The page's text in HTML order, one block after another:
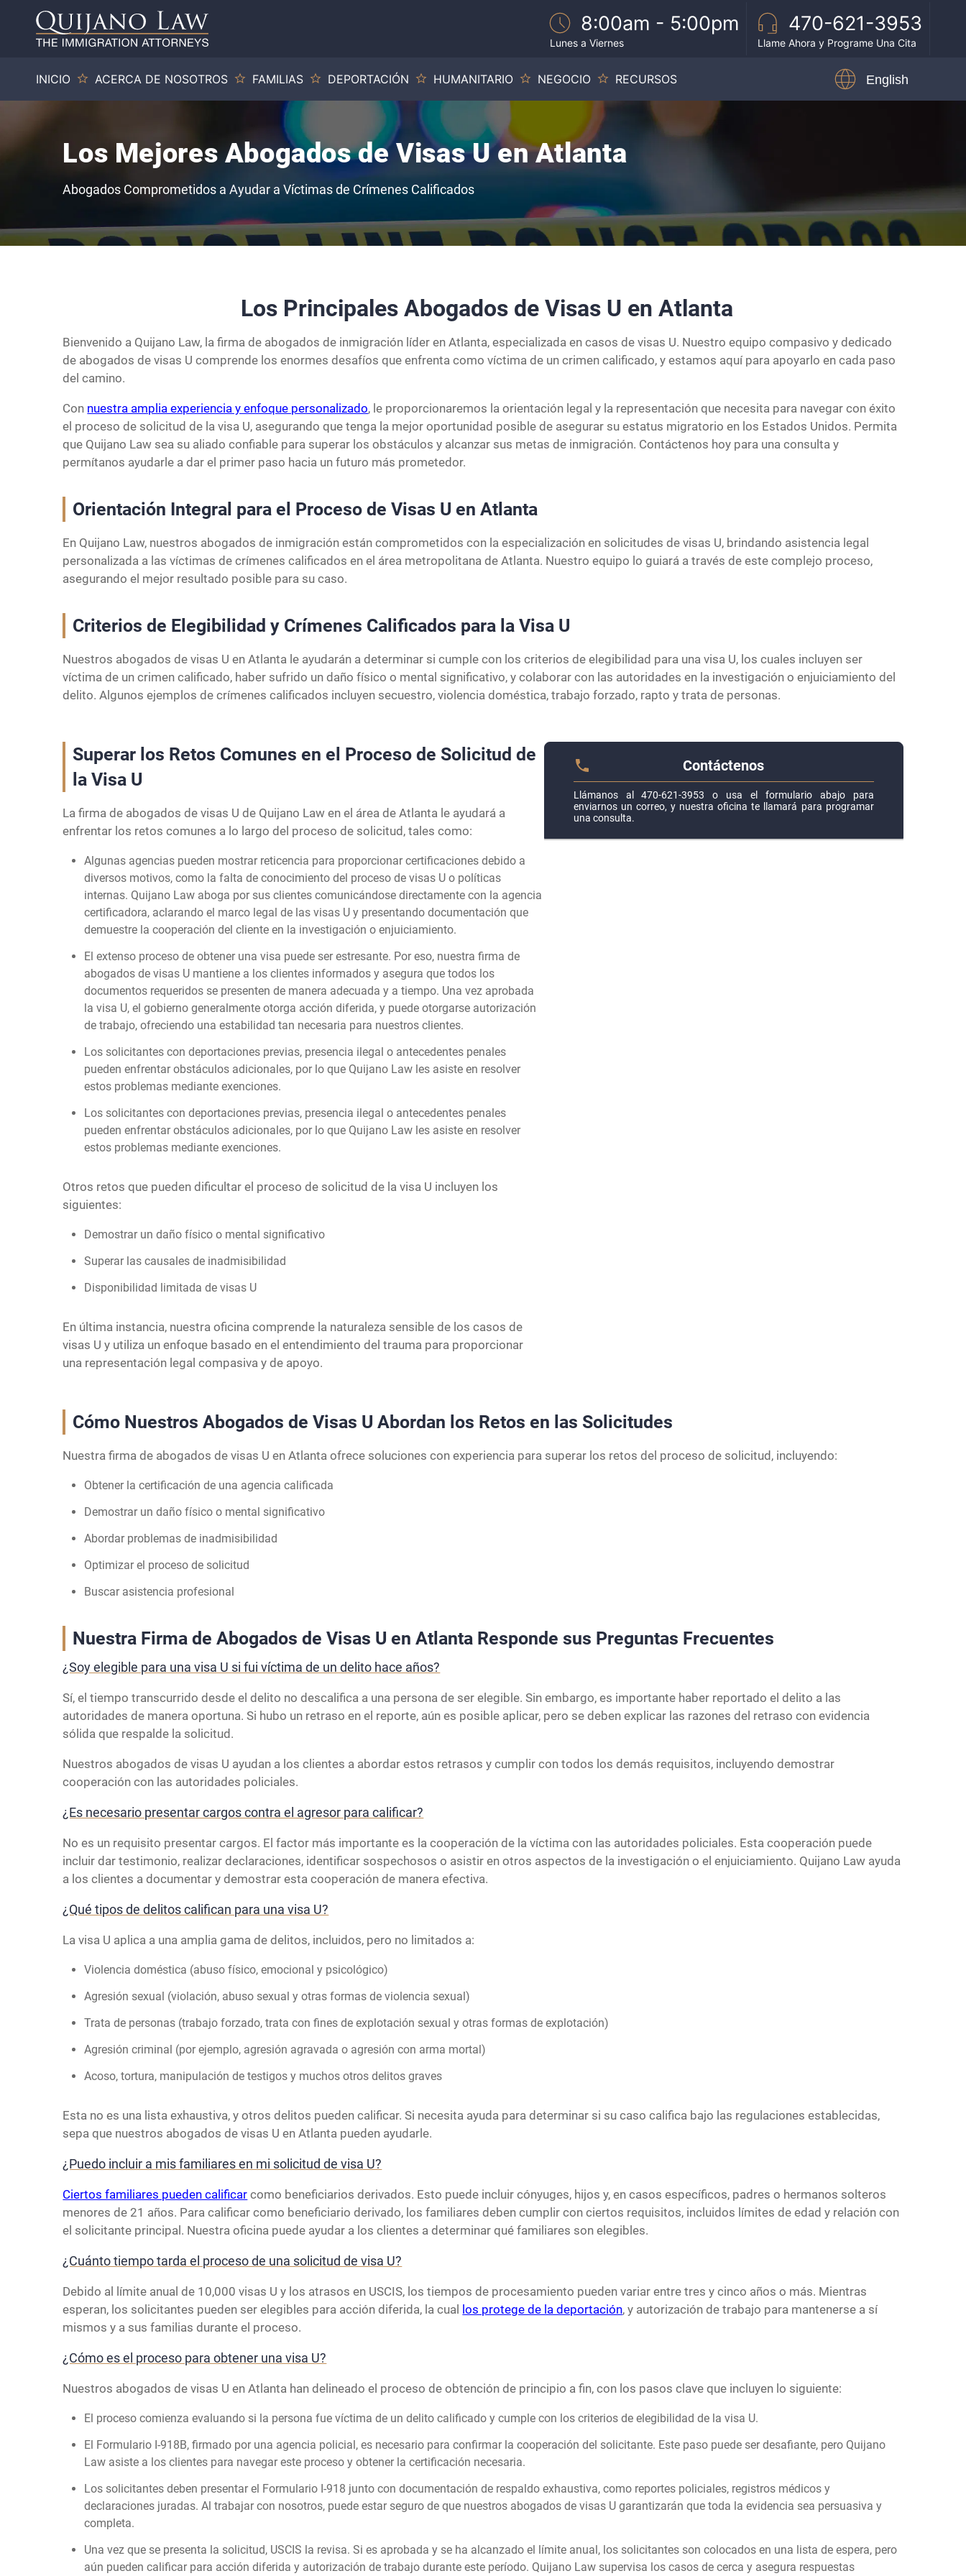
8:00am - 5:00pm
Lunes a Viernes
470-621-3953
Llame Ahora y Programe Una Cita
INICIO ACERCA DE NOSOTROS FAMILIAS DEPORTACIÓN HUMANITARIO NEGOCIO RECURSOS English
Los Mejores Abogados de Visas U en Atlanta
Abogados Comprometidos a Ayudar a Víctimas de Crímenes Calificados
Los Principales Abogados de Visas U en Atlanta
Bienvenido a Quijano Law, la firma de abogados de inmigración líder en Atlanta, especializada en casos de visas U. Nuestro equipo compasivo y dedicado
de abogados de visas U comprende los enormes desafíos que enfrenta como víctima de un crimen calificado, y estamos aquí para apoyarlo en cada paso
del camino.
Con nuestra amplia experiencia y enfoque personalizado, le proporcionaremos la orientación legal y la representación que necesita para navegar con éxito
el proceso de solicitud de la visa U, asegurando que tenga la mejor oportunidad posible de asegurar su estatus migratorio en los Estados Unidos. Permita
que Quijano Law sea su aliado confiable para superar los obstáculos y alcanzar sus metas de inmigración. Contáctenos hoy para una consulta y
permítanos ayudarle a dar el primer paso hacia un futuro más prometedor.
Orientación Integral para el Proceso de Visas U en Atlanta
En Quijano Law, nuestros abogados de inmigración están comprometidos con la especialización en solicitudes de visas U, brindando asistencia legal
personalizada a las víctimas de crímenes calificados en el área metropolitana de Atlanta. Nuestro equipo lo guiará a través de este complejo proceso,
asegurando el mejor resultado posible para su caso.
Criterios de Elegibilidad y Crímenes Calificados para la Visa U
Nuestros abogados de visas U en Atlanta le ayudarán a determinar si cumple con los criterios de elegibilidad para una visa U, los cuales incluyen ser
víctima de un crimen calificado, haber sufrido un daño físico o mental significativo, y colaborar con las autoridades en la investigación o enjuiciamiento del
delito. Algunos ejemplos de crímenes calificados incluyen secuestro, violencia doméstica, trabajo forzado, rapto y trata de personas.
Superar los Retos Comunes en el Proceso de Solicitud de
la Visa U
La firma de abogados de visas U de Quijano Law en el área de Atlanta le ayudará a
enfrentar los retos comunes a lo largo del proceso de solicitud, tales como:
Algunas agencias pueden mostrar reticencia para proporcionar certificaciones debido a
diversos motivos, como la falta de conocimiento del proceso de visas U o políticas
internas. Quijano Law aboga por sus clientes comunicándose directamente con la agencia
certificadora, aclarando el marco legal de las visas U y presentando documentación que
demuestre la cooperación del cliente en la investigación o enjuiciamiento.
El extenso proceso de obtener una visa puede ser estresante. Por eso, nuestra firma de
abogados de visas U mantiene a los clientes informados y asegura que todos los
documentos requeridos se presenten de manera adecuada y a tiempo. Una vez aprobada
la visa U, el gobierno generalmente otorga acción diferida, y puede otorgarse autorización
de trabajo, ofreciendo una estabilidad tan necesaria para nuestros clientes.
Los solicitantes con deportaciones previas, presencia ilegal o antecedentes penales
pueden enfrentar obstáculos adicionales, por lo que Quijano Law les asiste en resolver
estos problemas mediante exenciones.
Los solicitantes con deportaciones previas, presencia ilegal o antecedentes penales
pueden enfrentar obstáculos adicionales, por lo que Quijano Law les asiste en resolver
estos problemas mediante exenciones.
Otros retos que pueden dificultar el proceso de solicitud de la visa U incluyen los
siguientes:
Demostrar un daño físico o mental significativo
Superar las causales de inadmisibilidad
Disponibilidad limitada de visas U
En última instancia, nuestra oficina comprende la naturaleza sensible de los casos de
visas U y utiliza un enfoque basado en el entendimiento del trauma para proporcionar
una representación legal compasiva y de apoyo.
Contáctenos
Llámanos al 470-621-3953 o usa el formulario abajo para
enviarnos un correo, y nuestra oficina te llamará para programar
una consulta.
Cómo Nuestros Abogados de Visas U Abordan los Retos en las Solicitudes
Nuestra firma de abogados de visas U en Atlanta ofrece soluciones con experiencia para superar los retos del proceso de solicitud, incluyendo:
Obtener la certificación de una agencia calificada
Demostrar un daño físico o mental significativo
Abordar problemas de inadmisibilidad
Optimizar el proceso de solicitud
Buscar asistencia profesional
Nuestra Firma de Abogados de Visas U en Atlanta Responde sus Preguntas Frecuentes
¿Soy elegible para una visa U si fui víctima de un delito hace años?
Sí, el tiempo transcurrido desde el delito no descalifica a una persona de ser elegible. Sin embargo, es importante haber reportado el delito a las
autoridades de manera oportuna. Si hubo un retraso en el reporte, aún es posible aplicar, pero se deben explicar las razones del retraso con evidencia
sólida que respalde la solicitud.
Nuestros abogados de visas U ayudan a los clientes a abordar estos retrasos y cumplir con todos los demás requisitos, incluyendo demostrar
cooperación con las autoridades policiales.
¿Es necesario presentar cargos contra el agresor para calificar?
No es un requisito presentar cargos. El factor más importante es la cooperación de la víctima con las autoridades policiales. Esta cooperación puede
incluir dar testimonio, realizar declaraciones, identificar sospechosos o asistir en otros aspectos de la investigación o el enjuiciamiento. Quijano Law ayuda
a los clientes a documentar y demostrar esta cooperación de manera efectiva.
¿Qué tipos de delitos califican para una visa U?
La visa U aplica a una amplia gama de delitos, incluidos, pero no limitados a:
Violencia doméstica (abuso físico, emocional y psicológico)
Agresión sexual (violación, abuso sexual y otras formas de violencia sexual)
Trata de personas (trabajo forzado, trata con fines de explotación sexual y otras formas de explotación)
Agresión criminal (por ejemplo, agresión agravada o agresión con arma mortal)
Acoso, tortura, manipulación de testigos y muchos otros delitos graves
Esta no es una lista exhaustiva, y otros delitos pueden calificar. Si necesita ayuda para determinar si su caso califica bajo las regulaciones establecidas,
sepa que nuestros abogados de visas U en Atlanta pueden ayudarle.
¿Puedo incluir a mis familiares en mi solicitud de visa U?
Ciertos familiares pueden calificar como beneficiarios derivados. Esto puede incluir cónyuges, hijos y, en casos específicos, padres o hermanos solteros
menores de 21 años. Para calificar como beneficiario derivado, los familiares deben cumplir con ciertos requisitos, incluidos límites de edad y relación con
el solicitante principal. Nuestra oficina puede ayudar a los clientes a determinar qué familiares son elegibles.
¿Cuánto tiempo tarda el proceso de una solicitud de visa U?
Debido al límite anual de 10,000 visas U y los atrasos en USCIS, los tiempos de procesamiento pueden variar entre tres y cinco años o más. Mientras
esperan, los solicitantes pueden ser elegibles para acción diferida, la cual los protege de la deportación, y autorización de trabajo para mantenerse a sí
mismos y a sus familias durante el proceso.
¿Cómo es el proceso para obtener una visa U?
Nuestros abogados de visas U en Atlanta han delineado el proceso de obtención de principio a fin, con los pasos clave que incluyen lo siguiente:
El proceso comienza evaluando si la persona fue víctima de un delito calificado y cumple con los criterios de elegibilidad de la visa U.
El Formulario I-918B, firmado por una agencia policial, es necesario para confirmar la cooperación del solicitante. Este paso puede ser desafiante, pero Quijano
Law asiste a los clientes para navegar este proceso y obtener la certificación necesaria.
Los solicitantes deben presentar el Formulario I-918 junto con documentación de respaldo exhaustiva, como reportes policiales, registros médicos y
declaraciones juradas. Al trabajar con nosotros, puede estar seguro de que nuestros abogados de visas U garantizarán que toda la evidencia sea persuasiva y
completa.
Una vez que se presenta la solicitud, USCIS la revisa. Si es aprobada y se ha alcanzado el límite anual, los solicitantes son colocados en una lista de espera, pero
aún pueden calificar para acción diferida y autorización de trabajo durante este período. Quijano Law supervisa los casos de cerca y asegura respuestas